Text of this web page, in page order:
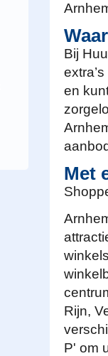
Bij
en
Met
Rijn,
P' om